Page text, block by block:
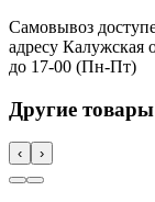
Самовывоз
адресу Калужская
до 17-00 (Пн-Пт)
Другие
‹ ›